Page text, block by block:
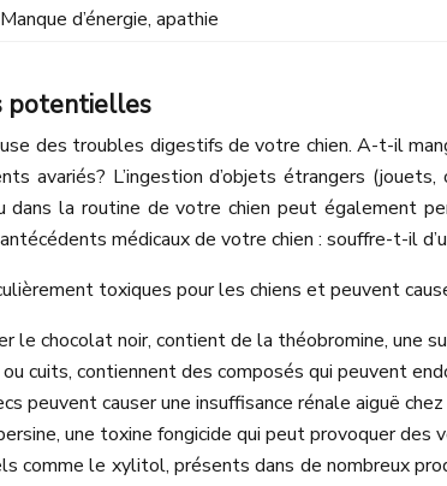
Manque d’énergie, apathie
potentielles
des troubles digestifs de votre chien. A-t-il
avariés? L’ingestion d’objets étrangers
dans la routine de votre chien peut également
médicaux de votre chien : souffre-t-il
toxiques pour les chiens et peuvent
le chocolat noir, contient de la théobromine, une
ou cuits, contiennent des composés qui peuvent
peuvent causer une insuffisance rénale aiguë
une toxine fongicide qui peut provoquer
comme le xylitol, présents dans de nombreux